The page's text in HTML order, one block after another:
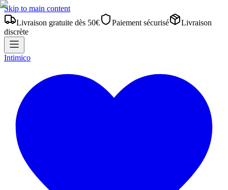
Skip to main content
Livraison gratuite dès 50€
Paiement sécurisé
Livraison
discrète
Intimico